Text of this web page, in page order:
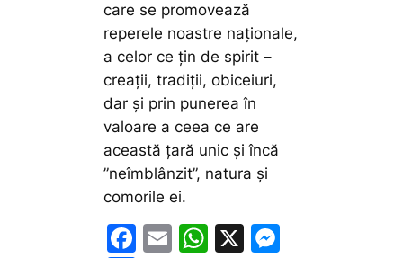
care se promovează
reperele noastre naționale,
a celor ce țin de spirit –
creații, tradiții, obiceiuri,
dar și prin punerea în
valoare a ceea ce are
această țară unic și încă
”neîmblânzit”, natura și
comorile ei.
F
E
W X